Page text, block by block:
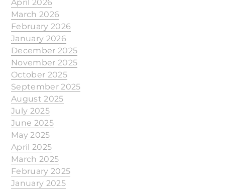
April 2026
March 2026
February 2026
January 2026
December 2025
November 2025
October 2025
September 2025
August 2025
July 2025
June 2025
May 2025
April 2025
March 2025
February 2025
January 2025